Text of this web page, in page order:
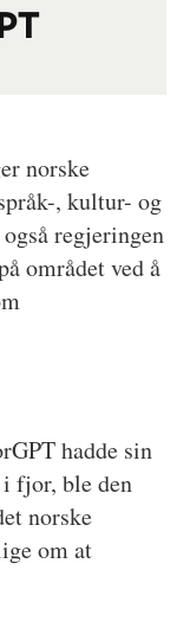
norske
, kultur- og
regjeringen
området ved å
hadde sin
fjor, ble den
norske
om at